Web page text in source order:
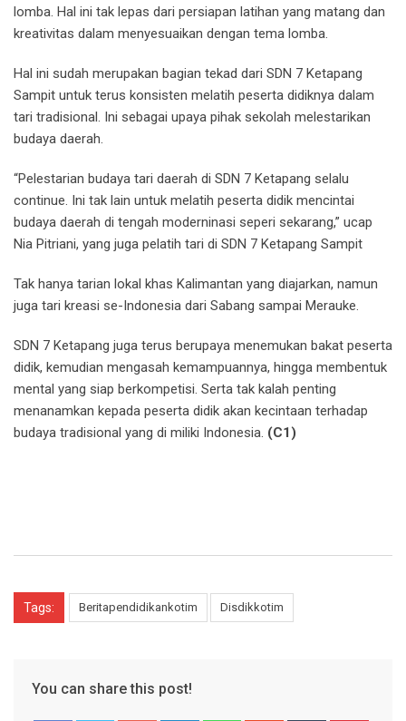
lomba. Hal ini tak lepas dari persiapan latihan yang matang dan
kreativitas dalam menyesuaikan dengan tema lomba.
Hal ini sudah merupakan bagian tekad dari SDN 7 Ketapang
Sampit untuk terus konsisten melatih peserta didiknya dalam
tari tradisional. Ini sebagai upaya pihak sekolah melestarikan
budaya daerah.
“Pelestarian budaya tari daerah di SDN 7 Ketapang selalu
continue. Ini tak lain untuk melatih peserta didik mencintai
budaya daerah di tengah moderninasi seperi sekarang,” ucap
Nia Pitriani, yang juga pelatih tari di SDN 7 Ketapang Sampit
Tak hanya tarian lokal khas Kalimantan yang diajarkan, namun
juga tari kreasi se-Indonesia dari Sabang sampai Merauke.
SDN 7 Ketapang juga terus berupaya menemukan bakat peserta
didik, kemudian mengasah kemampuannya, hingga membentuk
mental yang siap berkompetisi. Serta tak kalah penting
menanamkan kepada peserta didik akan kecintaan terhadap
budaya tradisional yang di miliki Indonesia. (C1)
Tags: Beritapendidikankotim Disdikkotim
You can share this post!